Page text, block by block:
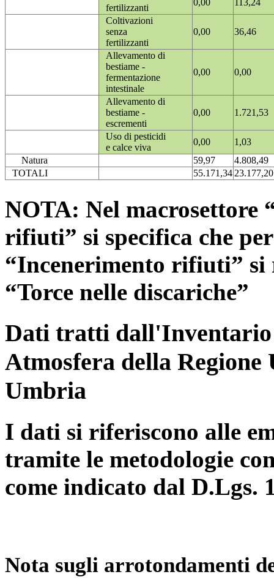
fertilizzanti
0,00
113,24
Coltivazioni
senza
fertilizzanti
0,00 36,46
Allevamento di
bestiame -
fermentazione
intestinale
0,00 0,00
Allevamento di
bestiame -
escrementi
0,00 1.721,53
Uso di pesticidi
e calce viva
0,00
1,03
Natura
59,97
4.808,49
TOTALI
55.171,3423.177,20
NOTA: Nel macrosettore
rifiuti” si specifica che
“Incenerimento rifiuti”
“Torce nelle discariche”
Dati tratti dall'Inventario
Atmosfera della
Umbria
I dati si riferiscono alle
tramite le metodologie
come indicato dal D.Lgs.
Nota sugli arrotondamenti